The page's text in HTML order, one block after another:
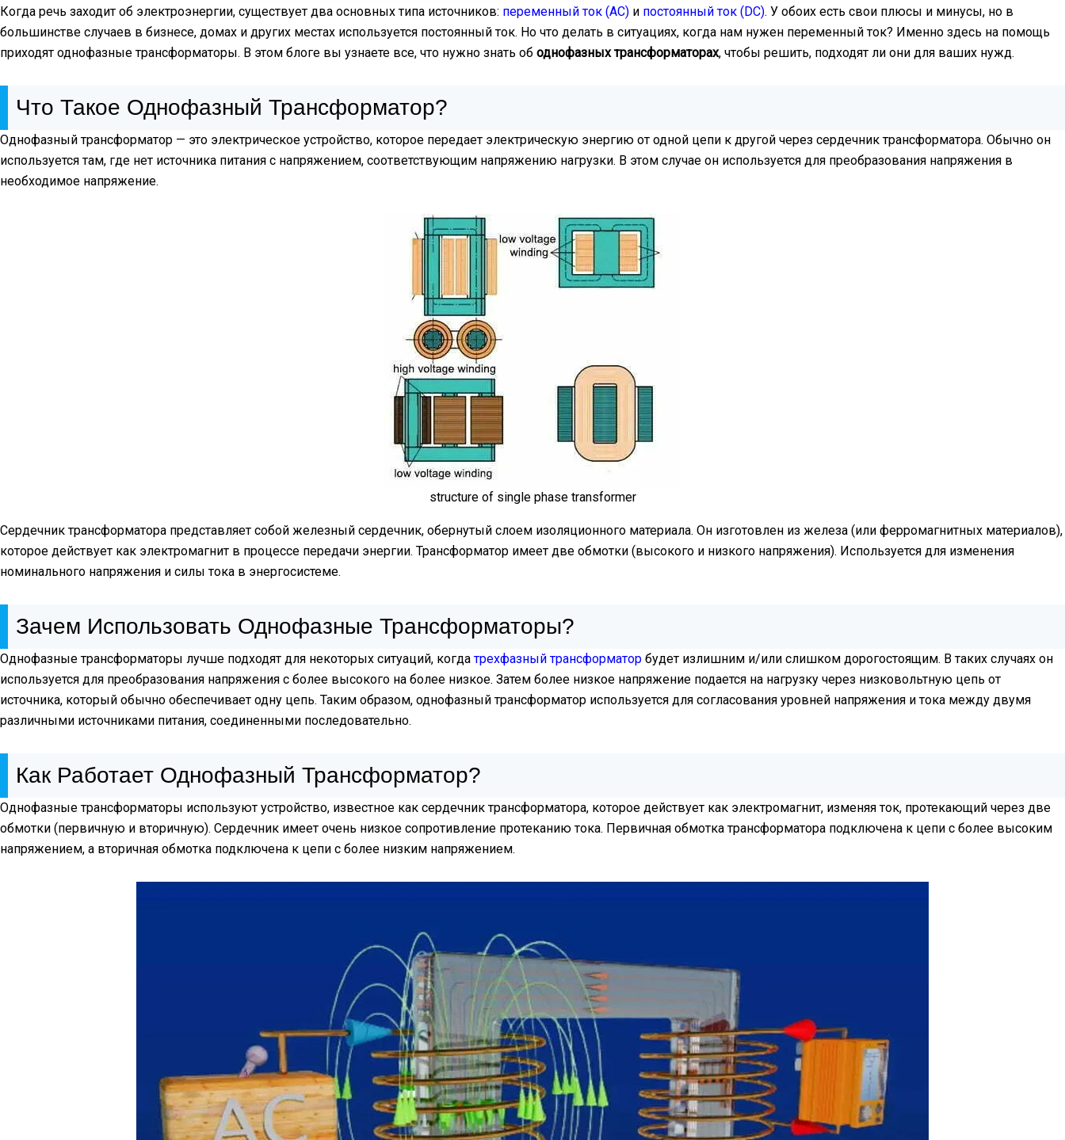
Когда речь заходит об электроэнергии, существует два основных типа источников: переменный ток (AC) и постоянный ток (DC). У обоих есть свои плюсы и минусы, но в
большинстве случаев в бизнесе, домах и других местах используется постоянный ток. Но что делать в ситуациях, когда нам нужен переменный ток? Именно здесь на помощь
приходят однофазные трансформаторы. В этом блоге вы узнаете все, что нужно знать об однофазных трансформаторах, чтобы решить, подходят ли они для ваших нужд.
Что Такое Однофазный Трансформатор?
Однофазный трансформатор — это электрическое устройство, которое передает электрическую энергию от одной цепи к другой через сердечник трансформатора. Обычно он
используется там, где нет источника питания с напряжением, соответствующим напряжению нагрузки. В этом случае он используется для преобразования напряжения в
необходимое напряжение.
structure of single phase transformer
Сердечник трансформатора представляет собой железный сердечник, обернутый слоем изоляционного материала. Он изготовлен из железа (или ферромагнитных материалов),
которое действует как электромагнит в процессе передачи энергии. Трансформатор имеет две обмотки (высокого и низкого напряжения). Используется для изменения
номинального напряжения и силы тока в энергосистеме.
Зачем Использовать Однофазные Трансформаторы?
Однофазные трансформаторы лучше подходят для некоторых ситуаций, когдатрехфазный трансформатор будет излишним и/или слишком дорогостоящим. В таких случаях он
используется для преобразования напряжения с более высокого на более низкое. Затем более низкое напряжение подается на нагрузку через низковольтную цепь от
источника, который обычно обеспечивает одну цепь. Таким образом, однофазный трансформатор используется для согласования уровней напряжения и тока между двумя
различными источниками питания, соединенными последовательно.
Как Работает Однофазный Трансформатор?
Однофазные трансформаторы используют устройство, известное как сердечник трансформатора, которое действует как электромагнит, изменяя ток, протекающий через две
обмотки (первичную и вторичную). Сердечник имеет очень низкое сопротивление протеканию тока. Первичная обмотка трансформатора подключена к цепи с более высоким
напряжением, а вторичная обмотка подключена к цепи с более низким напряжением.